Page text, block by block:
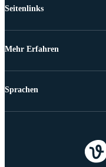
Seitenlinks
Mehr Erfahren
Sprachen